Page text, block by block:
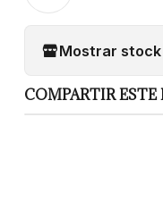
Mostrar
COMPARTIR